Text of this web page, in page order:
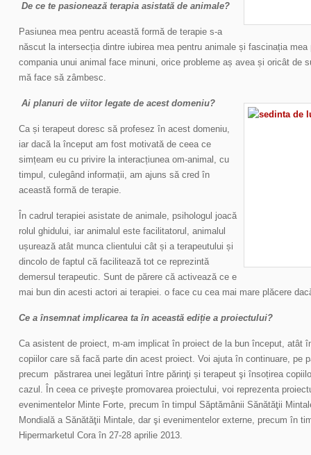
De ce te pasionează terapia asistată de animale?
Pasiunea mea pentru această formă de terapie s-a
născut la intersecția dintre iubirea mea pentru animale și fascinația
compania unui animal face minuni, orice probleme aș avea și oricât de
mă face să zâmbesc.
Ai planuri de viitor legate de acest domeniu?
Ca și terapeut doresc să profesez în acest domeniu,
iar dacă la început am fost motivată de ceea ce
simțeam eu cu privire la interacțiunea om-animal, cu
timpul, culegând informații, am ajuns să cred în
această formă de terapie.
În cadrul terapiei asistate de animale, psihologul joacă
rolul ghidului, iar animalul este facilitatorul, animalul
ușurează atât munca clientului cât și a terapeutului și
dincolo de faptul că facilitează tot ce reprezintă
demersul terapeutic. Sunt de părere că activează ce e
mai bun din acesti actori ai terapiei. o face cu cea mai mare plăcere
Ce a însemnat implicarea ta în această ediție a proiectului?
Ca asistent de proiect, m-am implicat în proiect de la bun început, atât
copiilor care să facă parte din acest proiect. Voi ajuta în continuare, pe
precum păstrarea unei legături între părinţi și terapeut şi însoțirea
cazul. În ceea ce priveşte promovarea proiectului, voi reprezenta
evenimentelor Minte Forte, precum în timpul Săptămânii Sănătăţii
Mondială a Sănătăţii Mintale, dar şi evenimentelor externe, precum în
Hipermarketul Cora în 27-28 aprilie 2013.